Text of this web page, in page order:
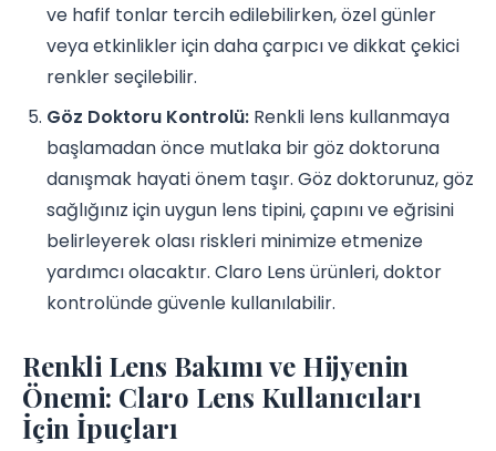
ve hafif tonlar tercih edilebilirken, özel günler
veya etkinlikler için daha çarpıcı ve dikkat çekici
renkler seçilebilir.
Göz Doktoru Kontrolü: Renkli lens kullanmaya
başlamadan önce mutlaka bir göz doktoruna
danışmak hayati önem taşır. Göz doktorunuz, göz
sağlığınız için uygun lens tipini, çapını ve eğrisini
belirleyerek olası riskleri minimize etmenize
yardımcı olacaktır. Claro Lens ürünleri, doktor
kontrolünde güvenle kullanılabilir.
Renkli Lens Bakımı ve Hijyenin
Önemi: Claro Lens Kullanıcıları
İçin İpuçları